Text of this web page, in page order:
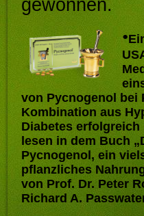
gewonnen.
•
von Pycnogenol bei
Kombination aus
Diabetes erfolgreich
lesen in dem Buch
Pycnogenol, ein
pflanzliches
von Prof. Dr. Peter
Richard A.